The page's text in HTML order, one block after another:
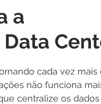
a
cada vez mais
não funciona
centralize os